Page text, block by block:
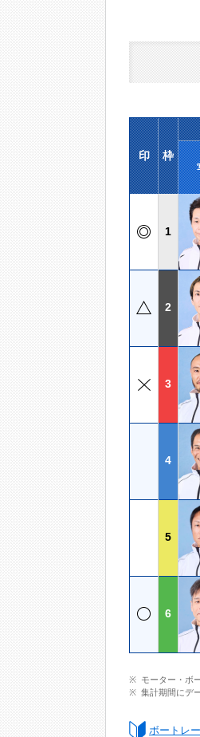
印 枠
1
2
3
4
5
6
モーター・ボ
集計期間にデ
ボートレ